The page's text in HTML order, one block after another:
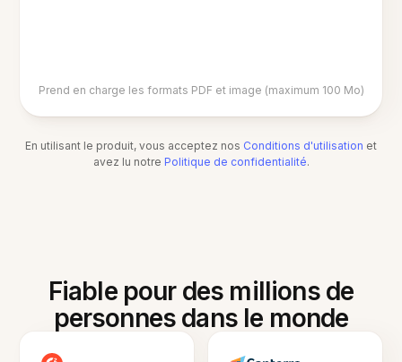
Prend en charge les formats PDF et image (maximum 100 Mo)
En utilisant le produit, vous acceptez nos Conditions d'utilisation et
avez lu notre Politique de confidentialité.
Fiable pour des millions de
personnes dans le monde